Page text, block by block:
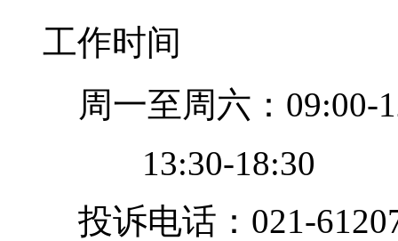
工作时间
周一至周六：09:00-
13:30-18:30
投诉电话：021-